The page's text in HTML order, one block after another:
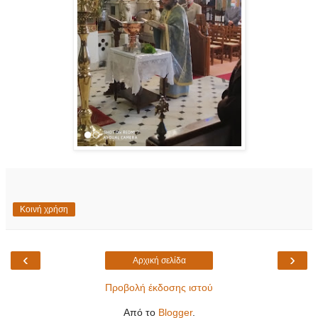
Κοινή χρήση
‹ ›
Αρχική σελίδα
Προβολή έκδοσης ιστού
Από το Blogger.